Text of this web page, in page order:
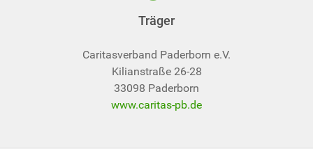
Träger
Caritasverband Paderborn e.V.
Kilianstraße 26-28
33098 Paderborn
www.caritas-pb.de